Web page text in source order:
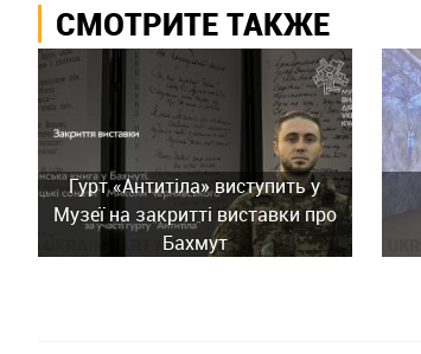
СМОТРИТЕ ТАКЖЕ
Гурт «Антитіла» виступить у
Музеї на закритті виставки про
Бахмут